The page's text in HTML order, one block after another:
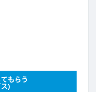
もらう
)